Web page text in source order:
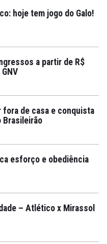
hoje tem jogo do Galo!
a partir de R$
fora de casa e conquista
Brasileirão
esforço e obediência
– Atlético x Mirassol